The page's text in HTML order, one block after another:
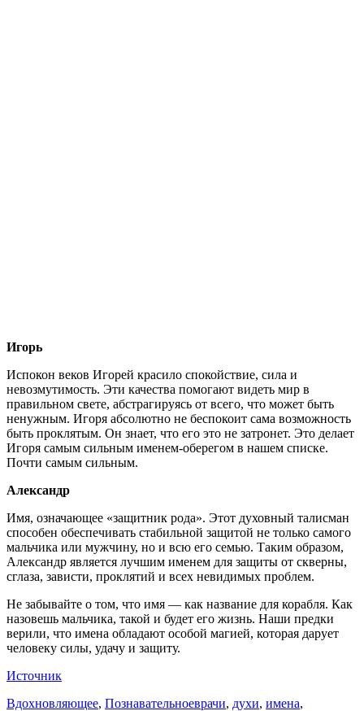
Игорь
Испокон веков Игорей красило спокойствие, сила и
невозмутимость. Эти качества помогают видеть мир в
правильном свете, абстрагируясь от всего, что может быть
ненужным. Игоря абсолютно не беспокоит сама возможность
быть проклятым. Он знает, что его это не затронет. Это делает
Игоря самым сильным именем-оберегом в нашем списке.
Почти самым сильным.
Александр
Имя, означающее «защитник рода». Этот духовный талисман
способен обеспечивать стабильной защитой не только самого
мальчика или мужчину, но и всю его семью. Таким образом,
Александр является лучшим именем для защиты от скверны,
сглаза, зависти, проклятий и всех невидимых проблем.
Не забывайте о том, что имя — как название для корабля. Как
назовешь мальчика, такой и будет его жизнь. Наши предки
верили, что имена обладают особой магией, которая дарует
человеку силы, удачу и защиту.
Источник
Вдохновляющее, Познавательноеврачи, духи, имена,